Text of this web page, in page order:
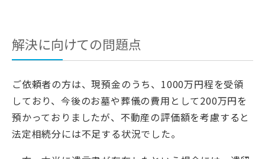
解決に向けての問題点
ご依頼者の方は、現預金のうち、1000万円程を受領
しており、今後のお墓や葬儀の費用として200万円を
預かっておりましたが、不動産の評価額を考慮すると
法定相続分には不足する状況でした。